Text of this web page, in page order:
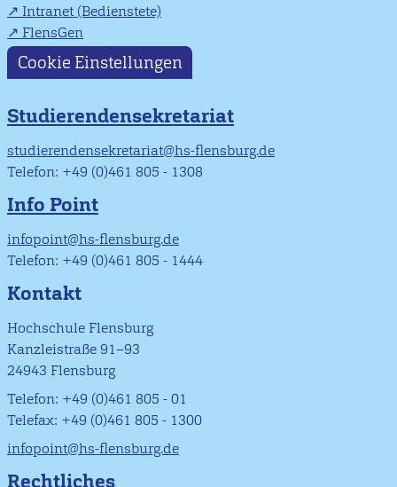
Intranet (Bedienstete)
FlensGen
Cookie Einstellungen
Studierendensekretariat
studierendensekretariat@hs-flensburg.de
Telefon: +49 (0)461 805 - 1308
Info Point
infopoint@hs-flensburg.de
Telefon: +49 (0)461 805 - 1444
Kontakt
Hochschule Flensburg
Kanzleistraße 91–93
24943 Flensburg
Telefon: +49 (0)461 805 - 01
Telefax: +49 (0)461 805 - 1300
infopoint@hs-flensburg.de
Rechtliches